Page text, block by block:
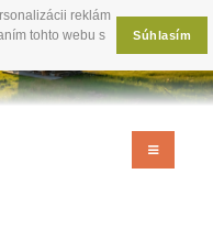
reklám
tohto webu s
Súhlasím